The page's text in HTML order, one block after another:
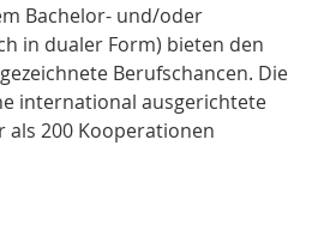
Bachelor- und/oder
in dualer Form) bieten den
Berufschancen. Die
international ausgerichtete
als 200 Kooperationen